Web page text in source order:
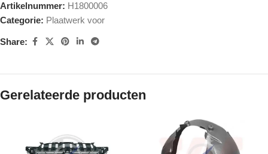
Artikelnummer: H1800006
Categorie: Plaatwerk voor
Share:
Gerelateerde producten